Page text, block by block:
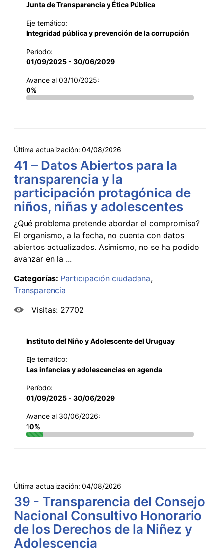
Junta de Transparencia y Ética Pública
Eje temático:
Integridad pública y prevención de la corrupción
Período:
01/09/2025 - 30/06/2029
Avance al 03/10/2025:
0%
Última actualización: 04/08/2026
41 – Datos Abiertos para la
transparencia y la
participación protagónica de
niños, niñas y adolescentes
¿Qué problema pretende abordar el compromiso?
El organismo, a la fecha, no cuenta con datos
abiertos actualizados. Asimismo, no se ha podido
avanzar en la ...
Categorías: Participación ciudadana
Transparencia
Visitas: 27702
Instituto del Niño y Adolescente del Uruguay
Eje temático:
Las infancias y adolescencias en agenda
Período:
01/09/2025 - 30/06/2029
Avance al 30/06/2026:
10%
Última actualización: 04/08/2026
39 - Transparencia del Consejo
Nacional Consultivo Honorario
de los Derechos de la Niñez y
Adolescencia